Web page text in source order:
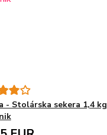
- Stolárska sekera 1,4 kg